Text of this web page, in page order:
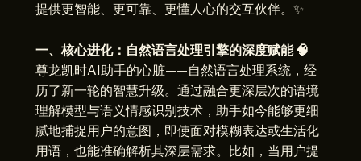
提供更智能、更可靠、更懂人心的交互伙伴。✨
一、核心进化：自然语言处理引擎的深度赋能 🧠
尊龙凯时AI助手的心脏——自然语言处理系统，经
历了新一轮的智慧升级。通过融合更深层次的语境
理解模型与语义情感识别技术，助手如今能够更细
腻地捕捉用户的意图，即使面对模糊表达或生活化
用语，也能准确解析其深层需求。比如，当用户提